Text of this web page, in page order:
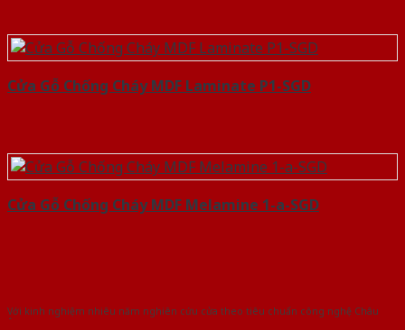
Cửa Gỗ Chống Cháy MDF Laminate P1-SGD
Cửa Gỗ Chống Cháy MDF Melamine 1-a-SGD
Với kinh nghiệm nhiêu năm nghiên cứu cửa theo tiêu chuẩn công nghệ Châu